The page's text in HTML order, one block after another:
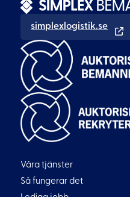
simplexlogistik.se
Våra tjänster
Så fungerar det